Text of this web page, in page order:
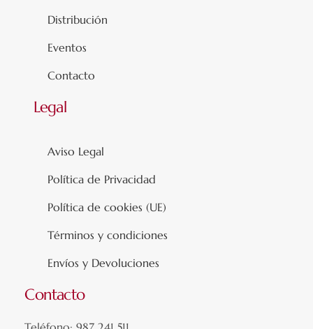
Distribución
Eventos
Contacto
Legal
Aviso Legal
Política de Privacidad
Política de cookies (UE)
Términos y condiciones
Envíos y Devoluciones
Contacto